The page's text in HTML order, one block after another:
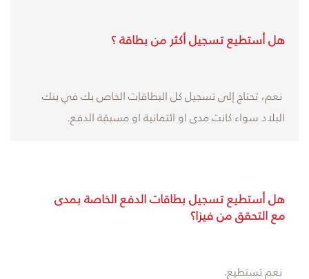
هل أستطيع تسجيل أكثر من بطاقة ؟
نعم، تحتاج إلى تسجيل كل البطاقات الخاص بك في بنك
البلاد سواء كانت مدى او ائتمانية او مسبقة الدفع.
هل أستطيع تسجيل بطاقات الدفع الخاصة بمدى
مع التحقق من فيزا؟
نعم تستطيع.